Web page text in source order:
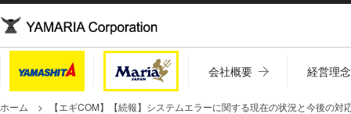
会社概要 経営理念
ホーム 【エギCOM】【続報】システムエラーに関する現在の状況と今後の対